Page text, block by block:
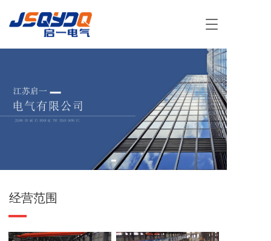
T
g
g
l
e
n
a
v
i
g
a
t
经营范围